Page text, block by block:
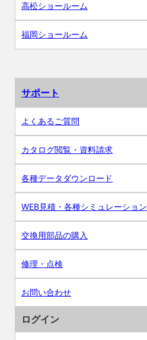
高松ショールーム
福岡ショールーム
サポート
よくあるご質問
カタログ閲覧・資料請求
各種データダウンロード
WEB見積・各種シミュレーション
交換用部品の購入
修理・点検
お問い合わせ
ログイン